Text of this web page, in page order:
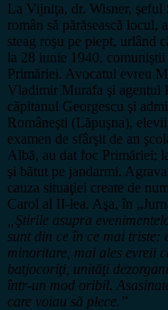
La Vijniţa, dr. Wisner, şeful
român să părăsească locul,
steag roşu pe piept, urlând
la 28 iunie 1940,
Primăriei. Avocatul evreu
Vladimir Murafa şi agentul
căpitanul Georgescu şi
Româneşti (Lăpuşna),
examen de sfârşit de an
Albă, au dat foc Primăriei;
şi bătut pe jandarmi.
cauza situaţiei create de
Carol al II-lea. Aşa, în
„Ştirile asupra
sunt din ce în ce mai triste:
minoritare, mai ales evreii
batjocoriţi, unităţi
într-un mod oribil.
care voiau să plece.”